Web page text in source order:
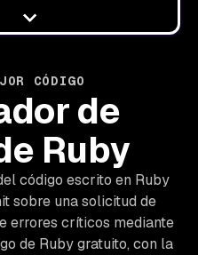
CÓDIGO
de
Ruby
código escrito en Ruby
sobre una solicitud de
errores críticos mediante
de Ruby gratuito, con la